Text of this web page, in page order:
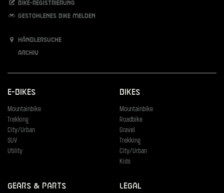
Bike-Registrierung
Gestohlenes Bike melden
Händlersuche
Archiv
E-Bikes
Mountainbike
Trekking
City/Urban
SUV
Utility
Bikes
Mountainbike
Roadbike
Gravel
Trekking
City/Urban
Kids
Gears & Parts Legal